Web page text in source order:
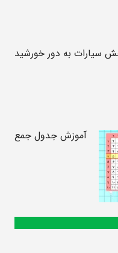
سیارات به دور خورشید
آموزش جدول جمع